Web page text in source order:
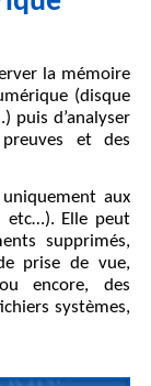
la mémoire
(disque
puis d’analyser
et des
aux
etc…). Elle peut
supprimés,
prise de vue,
encore, des
systèmes,